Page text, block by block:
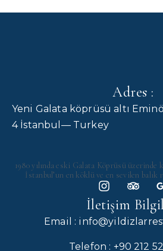
Adres :
Yeni Galata köprüsü altı
4 İstanbul— Turkey
1980 yılında eski Galata Köprüsü üzerinde
İstanbul’un en köklü ve en sevilen balık
İletişim
Email :
Telefon : +90 212